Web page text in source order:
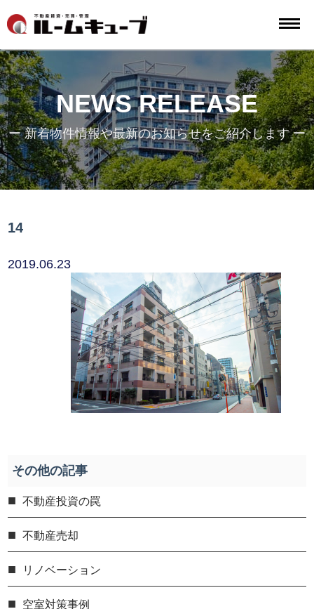
NEWS RELEASE
ー 新着物件情報や最新のお知らせをご紹介します ー
14
2019.06.23
その他の記事
不動産投資の罠
不動産売却
リノベーション
空室対策事例